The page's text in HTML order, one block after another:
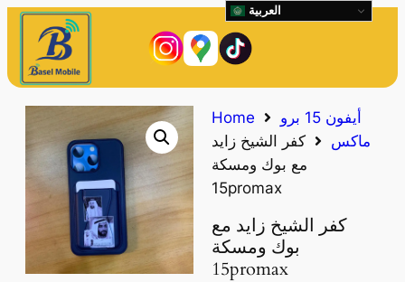
Home
أيفون 15 برو
ماكس
كفر الشيخ زايد
مع بوك ومسكة
15promax
كفر الشيخ زايد مع
بوك ومسكة
15promax
العربية